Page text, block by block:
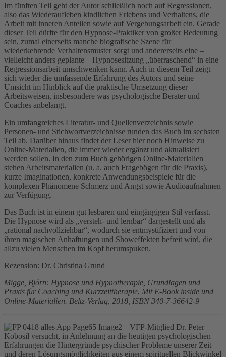
Im fünften Teil geht der Autor schließlich noch auf Regressionen,
also das Wiederaufleben kindlichen Erlebens und Verhaltens, die
Arbeit mit inneren Anteilen sowie auf Vergebungsarbeit ein. Gerade
dieser Teil dürfte für den Hypnose-Praktiker von großer Bedeutung
sein, zumal einerseits manche biografische Szene für
wiederkehrende Verhaltensmuster sorgt und andererseits eine –
vielleicht anders geplante – Hypnosesitzung „überraschend“ in eine
Regressionsarbeit umschwenken kann. Auch in diesem Teil zeigt
sich wieder die umfassende Erfahrung des Autors und seine
Umsicht im Hinblick auf die praktische Umsetzung dieser
Arbeitsweisen, insbesondere was psychologische Berater und
Coaches anbelangt.
Ein umfangreiches Literatur- und Quellenverzeichnis sowie
Personen- und Stichwortverzeichnisse runden das Buch im sechsten
Teil ab. Darüber hinaus findet der Leser hier noch Hinweise zu
Online-Materialien, die immer wieder ergänzt und aktualisiert
werden sollen. In den zum Buch gehörigen Online-Materialien
stehen Arbeitsmaterialien (u. a. auch Fragebögen für die Praxis),
kurze Imaginationen, konkrete Anwendungsbeispiele für die
komplexen Phänomene Schmerz und Angst sowie Audioaufnahmen
zur Verfügung.
Das Buch ist in einem gut lesbaren und eingängigen Stil verfasst.
Die Hypnose wird als „versteh- und lernbar“ dargestellt und als
„rational nachvollziehbar“, wodurch sie entmystifiziert und von
ihren magischen Anhaftungen und Showeffekten befreit wird, die
allzu vielen Menschen im Kopf herumspuken.
Rezension: Dr. Christina Grund
Migge, Björn: Hypnose und Hypnotherapie, Grundlagen und
Praxis für Coaching und Kurzzeittherapie. Mit E-Book inside und
Online-Materialien. Beltz-Verlag, 2018, ISBN 340-7-36642-9
VFP-Mitglied Dr. Peter
Kobosil versucht, in Anlehnung an die heutigen psychologischen
Erfahrungen die Hintergründe psychischer Probleme unserer Zeit
und deren Lösungsmöglichkeiten aus einem spirituellen Blickwinkel